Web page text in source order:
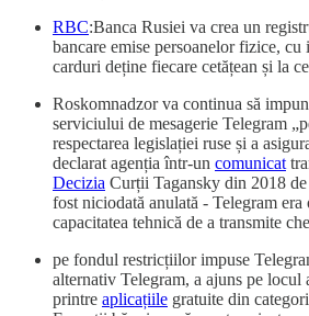
RBC:Banca Rusiei va crea un
bancare emise persoanelor fizice,
carduri deține fiecare cetățean și la
Roskomnadzor va continua să
serviciului de mesagerie Telegram
respectarea legislației ruse și a
declarat agenția într-un comunicat
Decizia Curții Tagansky din 2018
fost niciodată anulată - Telegram
capacitatea tehnică de a transmite
pe fondul restricțiilor impuse
alternativ Telegram, a ajuns pe locul
printre aplicațiile gratuite din